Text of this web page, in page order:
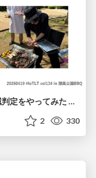
エッジAIでBBQの肉の焼き加減判定をやってみた #iotlt #seeed
2 330